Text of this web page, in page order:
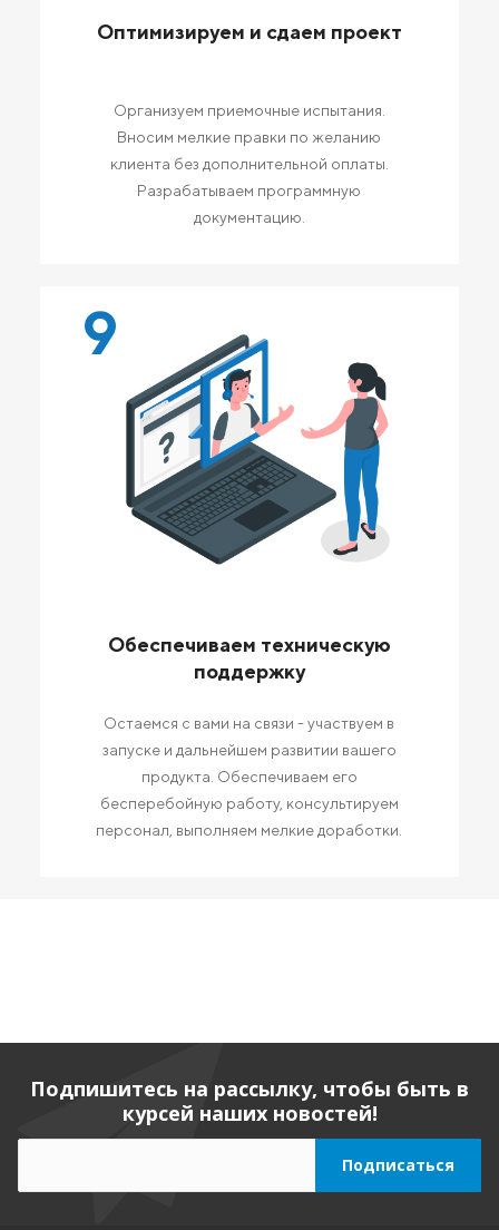
Оптимизируем и сдаем проект
Организуем приемочные испытания.
Вносим мелкие правки по желанию
клиента без дополнительной оплаты.
Разрабатываем программную
документацию.
9
Обеспечиваем техническую
поддержку
Остаемся с вами на связи - участвуем в
запуске и дальнейшем развитии вашего
продукта. Обеспечиваем его
бесперебойную работу, консультируем
персонал, выполняем мелкие доработки.
Подпишитесь на рассылку, чтобы быть в
курсей наших новостей!